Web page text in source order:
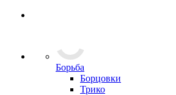
Борьба
Борцовки
Трико